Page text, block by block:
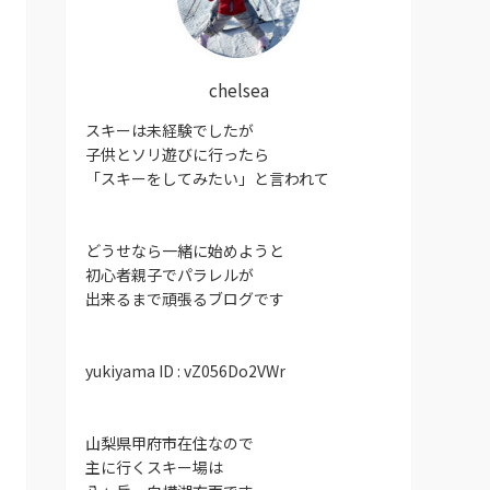
chelsea
スキーは未経験でしたが
子供とソリ遊びに行ったら
「スキーをしてみたい」と言われて
どうせなら一緒に始めようと
初心者親子でパラレルが
出来るまで頑張るブログです
yukiyama ID : vZ056Do2VWr
山梨県甲府市在住なので
主に行くスキー場は